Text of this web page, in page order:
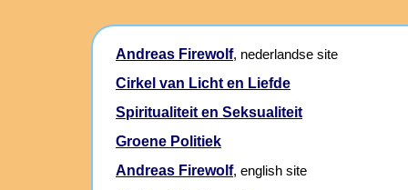
Andreas Firewolf, nederlandse site
Cirkel van Licht en Liefde
Spiritualiteit en Seksualiteit
Groene Politiek
Andreas Firewolf, english site